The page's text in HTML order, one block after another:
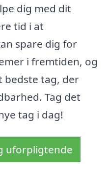
dig med dit
tid i at
spare dig for
i fremtiden, og
bedste tag, der
Tag det
tag i dag!
uforpligtende